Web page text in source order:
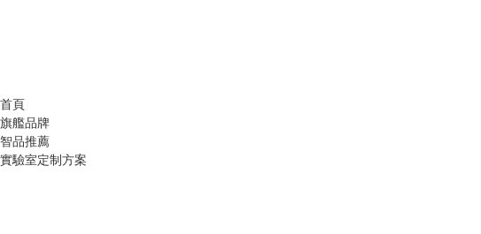
首頁
旗艦品牌
智品推薦
實驗室定制方案